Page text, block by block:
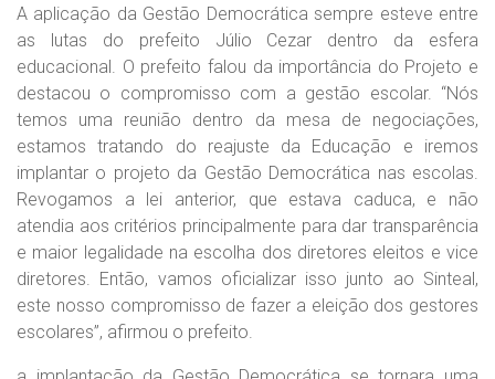
A aplicação da Gestão Democrática sempre esteve entre
as lutas do prefeito Júlio Cezar dentro da esfera
educacional. O prefeito falou da importância do Projeto e
destacou o compromisso com a gestão escolar. “Nós
temos uma reunião dentro da mesa de negociações,
estamos tratando do reajuste da Educação e iremos
implantar o projeto da Gestão Democrática nas escolas.
Revogamos a lei anterior, que estava caduca, e não
atendia aos critérios principalmente para dar transparência
e maior legalidade na escolha dos diretores eleitos e vice
diretores. Então, vamos oficializar isso junto ao Sinteal,
este nosso compromisso de fazer a eleição dos gestores
escolares”, afirmou o prefeito.